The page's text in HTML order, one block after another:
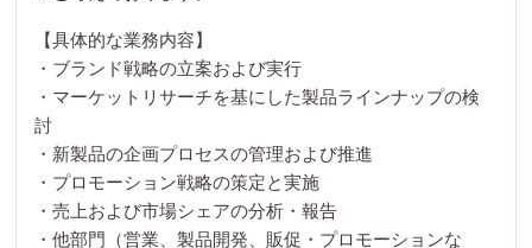
【具体的な業務内容】
・ブランド戦略の立案および実行
・マーケットリサーチを基にした製品ラインナップの検
討
・新製品の企画プロセスの管理および推進
・プロモーション戦略の策定と実施
・売上および市場シェアの分析・報告
・他部門（営業、製品開発、販促・プロモーションな